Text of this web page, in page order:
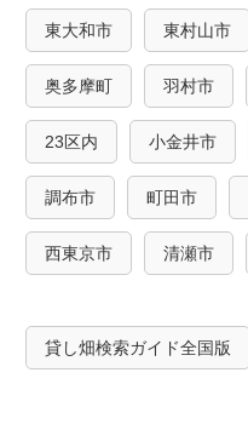
東大和市 東村山市
奥多摩町 羽村市
23区内 小金井市
調布市 町田市
西東京市 清瀬市
貸し畑検索ガイド全国版